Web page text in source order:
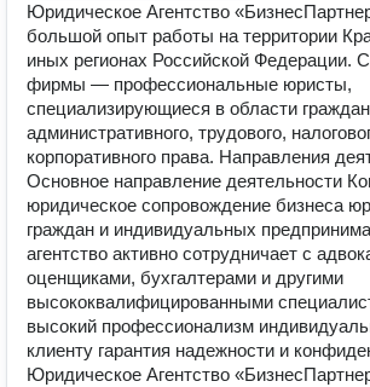
Юридическое Агентство
большой опыт работы на территории
иных регионах Российской Федерации.
фирмы — профессиональные юристы,
специализирующиеся в области
административного, трудового,
корпоративного права. Направления
Основное направление деятельности
юридическое сопровождение бизнеса
граждан и индивидуальных
агентство активно сотрудничает с
оценщиками, бухгалтерами и другими
высококвалифицированными
высокий профессионализм
клиенту гарантия надежности и
Юридическое Агентство